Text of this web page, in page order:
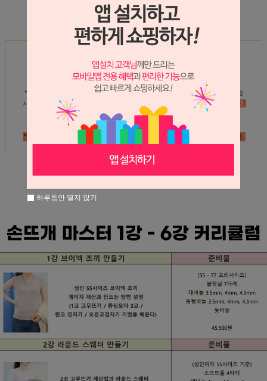
하루동안 열지 않기